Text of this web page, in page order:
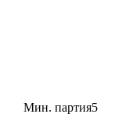
Мин. партия5